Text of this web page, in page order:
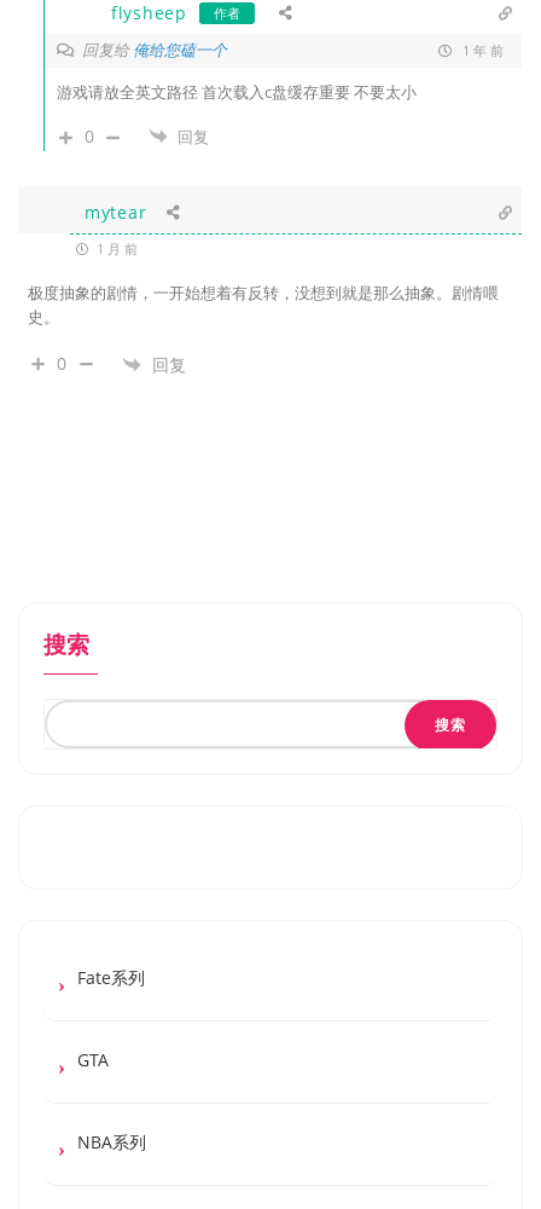
flysheep 作者
回复给俺给您磕一个 1 年 前
游戏请放全英文路径 首次载入c盘缓存重要 不要太小
0 回复
mytear
1 月 前
极度抽象的剧情，一开始想着有反转，没想到就是那么抽象。剧情喂
史。
0 回复
搜索
搜索
Fate系列
GTA
NBA系列